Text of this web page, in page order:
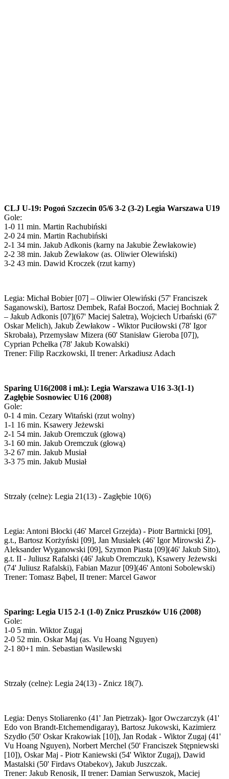
CLJ U-19: Pogoń Szczecin 05/6 3-2 (3-2) Legia Warszawa U19
Gole:
1-0 11 min. Martin Rachubiński
2-0 24 min. Martin Rachubiński
2-1 34 min. Jakub Adkonis (karny na Jakubie Żewłakowie)
2-2 38 min. Jakub Żewłakow (as. Oliwier Olewiński)
3-2 43 min. Dawid Kroczek (rzut karny)
Legia: Michał Bobier [07] – Oliwier Olewiński (57' Franciszek
Saganowski), Bartosz Dembek, Rafał Boczoń, Maciej Bochniak Ż
– Jakub Adkonis [07](67' Maciej Saletra), Wojciech Urbański (67'
Oskar Melich), Jakub Żewłakow - Wiktor Puciłowski (78' Igor
Skrobała), Przemysław Mizera (60' Stanisław Gieroba [07]),
Cyprian Pchełka (78' Jakub Kowalski)
Trener: Filip Raczkowski, II trener: Arkadiusz Adach
Sparing U16(2008 i mł.): Legia Warszawa U16 3-3(1-1)
Zagłębie Sosnowiec U16 (2008)
Gole:
0-1 4 min. Cezary Witański (rzut wolny)
1-1 16 min. Ksawery Jeżewski
2-1 54 min. Jakub Oremczuk (głową)
3-1 60 min. Jakub Oremczuk (głową)
3-2 67 min. Jakub Musiał
3-3 75 min. Jakub Musiał
Strzały (celne): Legia 21(13) - Zagłębie 10(6)
Legia: Antoni Błocki (46' Marcel Grzejda) - Piotr Bartnicki [09],
g.t., Bartosz Korżyński [09], Jan Musiałek (46' Igor Mirowski Ż)-
Aleksander Wyganowski [09], Szymon Piasta [09](46' Jakub Sito),
g.t. II - Juliusz Rafalski (46' Jakub Oremczuk), Ksawery Jeżewski
(74' Juliusz Rafalski), Fabian Mazur [09](46' Antoni Sobolewski)
Trener: Tomasz Bąbel, II trener: Marcel Gawor
Sparing: Legia U15 2-1 (1-0) Znicz Pruszków U16 (2008)
Gole:
1-0 5 min. Wiktor Zugaj
2-0 52 min. Oskar Maj (as. Vu Hoang Nguyen)
2-1 80+1 min. Sebastian Wasilewski
Strzały (celne): Legia 24(13) - Znicz 18(7).
Legia: Denys Stoliarenko (41' Jan Pietrzak)- Igor Owczarczyk (41'
Edo von Brandt-Etchemendigaray), Bartosz Jukowski, Kazimierz
Szydło (50' Oskar Krakowiak [10]), Jan Rodak - Wiktor Zugaj (41'
Vu Hoang Nguyen), Norbert Merchel (50' Franciszek Stępniewski
[10]), Oskar Maj - Piotr Kaniewski (54' Wiktor Zugaj), Dawid
Mastalski (50' Firdavs Otabekov), Jakub Juszczak.
Trener: Jakub Renosik, II trener: Damian Serwuszok, Maciej